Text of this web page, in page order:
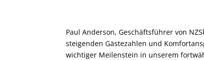
Paul Anderson, Geschäftsführer von
steigenden Gästezahlen und
wichtiger Meilenstein in unserem